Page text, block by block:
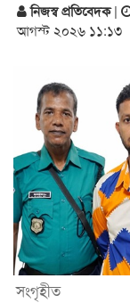
নিজস্ব প্রতিবেদক|
আগস্ট ২০২৬ ১১:১৩
সংগৃহীত